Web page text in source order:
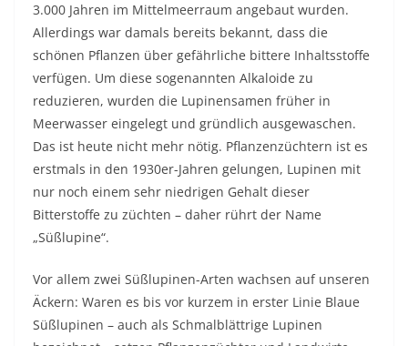
3.000 Jahren im Mittelmeerraum angebaut wurden.
Allerdings war damals bereits bekannt, dass die
schönen Pflanzen über gefährliche bittere Inhaltsstoffe
verfügen. Um diese sogenannten Alkaloide zu
reduzieren, wurden die Lupinensamen früher in
Meerwasser eingelegt und gründlich ausgewaschen.
Das ist heute nicht mehr nötig. Pflanzenzüchtern ist es
erstmals in den 1930er-Jahren gelungen, Lupinen mit
nur noch einem sehr niedrigen Gehalt dieser
Bitterstoffe zu züchten – daher rührt der Name
„Süßlupine“.
Vor allem zwei Süßlupinen-Arten wachsen auf unseren
Äckern: Waren es bis vor kurzem in erster Linie Blaue
Süßlupinen – auch als Schmalblättrige Lupinen